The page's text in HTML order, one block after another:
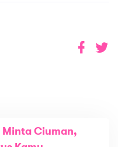
Minta Ciuman,